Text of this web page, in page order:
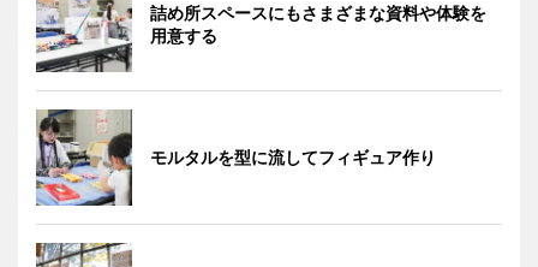
詰め所スペースにもさまざまな資料や体験を
用意する
モルタルを型に流してフィギュア作り